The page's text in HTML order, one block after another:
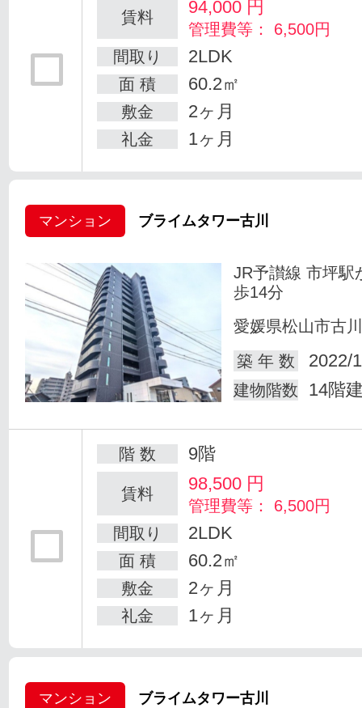
賃料 94,000 円
管理費等： 6,500円
間取り
2LDK
面 積 60.2㎡
敷金 2ヶ月
礼金 1ヶ月
マンション ブライムタワー古川
JR予讃線 市坪駅
歩14分
愛媛県松山市古
築 年 数
2022/
建物階数 14階
階 数 9階
賃料 98,500 円
管理費等： 6,500円
間取り
2LDK
面 積 60.2㎡
敷金 2ヶ月
礼金 1ヶ月
マンション ブライムタワー古川